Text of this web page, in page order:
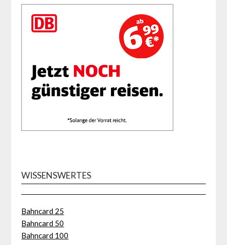
WISSENSWERTES
Bahncard 25
Bahncard 50
Bahncard 100